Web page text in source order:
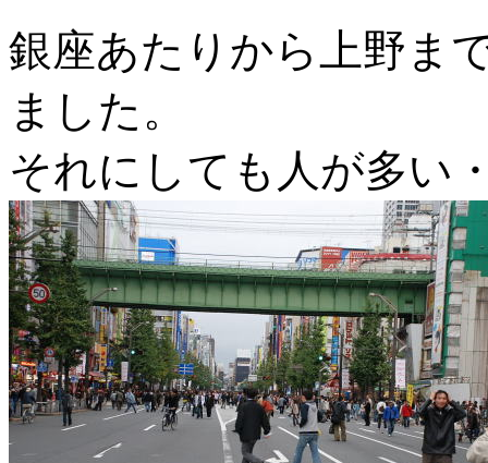
銀座あたりから上野ま
ました。
それにしても人が多い